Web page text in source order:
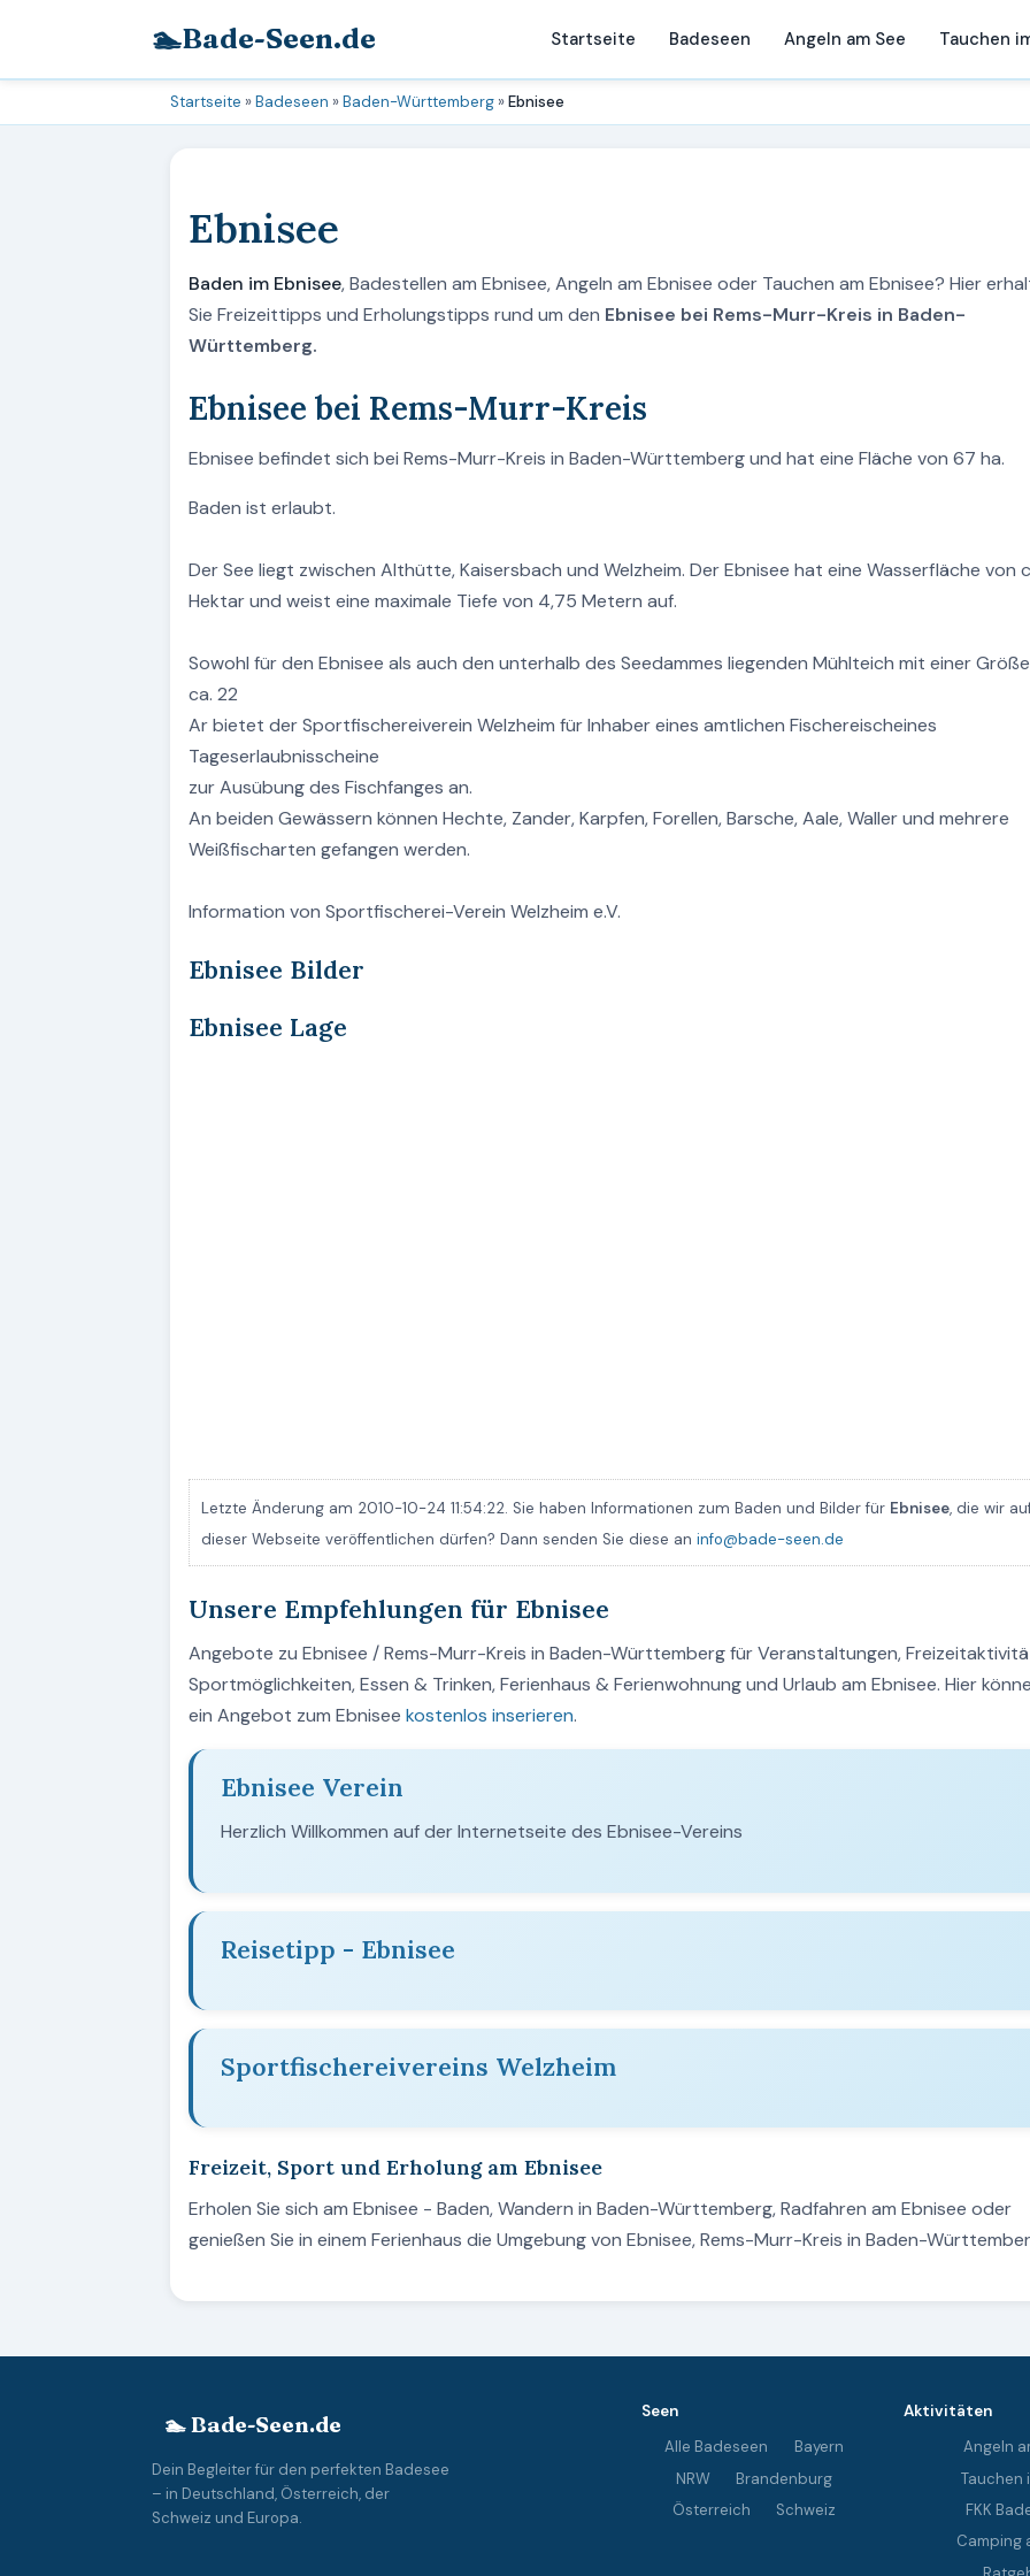
🏊Bade-Seen.de Startseite Badeseen Angeln am See Tauchen
Startseite »Badeseen »Baden-Württemberg »Ebnisee
Ebnisee
Baden im Ebnisee, Badestellen am Ebnisee, Angeln am Ebnisee oder Tauchen am Ebnisee? Hier
Sie Freizeittipps und Erholungstipps rund um den Ebnisee bei Rems-Murr-Kreis in Baden-
Württemberg.
Ebnisee bei Rems-Murr-Kreis
Ebnisee befindet sich bei Rems-Murr-Kreis in Baden-Württemberg und hat eine Fläche von 67 ha.
Baden ist erlaubt.
Der See liegt zwischen Althütte, Kaisersbach und Welzheim. Der Ebnisee hat eine Wasserfläche von
Hektar und weist eine maximale Tiefe von 4,75 Metern auf.
Sowohl für den Ebnisee als auch den unterhalb des Seedammes liegenden Mühlteich mit einer
ca. 22
Ar bietet der Sportfischereiverein Welzheim für Inhaber eines amtlichen Fischereischeines
Tageserlaubnisscheine
zur Ausübung des Fischfanges an.
An beiden Gewässern können Hechte, Zander, Karpfen, Forellen, Barsche, Aale, Waller und mehrere
Weißfischarten gefangen werden.
Information von Sportfischerei-Verein Welzheim e.V.
Ebnisee Bilder
Ebnisee Lage
Letzte Änderung am 2010-10-24 11:54:22. Sie haben Informationen zum Baden und Bilder für Ebnisee, die wir
dieser Webseite veröffentlichen dürfen? Dann senden Sie diese an info@bade-seen.de
Unsere Empfehlungen für Ebnisee
Angebote zu Ebnisee / Rems-Murr-Kreis in Baden-Württemberg für Veranstaltungen,
Sportmöglichkeiten, Essen & Trinken, Ferienhaus & Ferienwohnung und Urlaub am Ebnisee. Hier
ein Angebot zum Ebnisee kostenlos inserieren.
Ebnisee Verein
Herzlich Willkommen auf der Internetseite des Ebnisee-Vereins
Reisetipp - Ebnisee
Sportfischereivereins Welzheim
Freizeit, Sport und Erholung am Ebnisee
Erholen Sie sich am Ebnisee - Baden, Wandern in Baden-Württemberg, Radfahren am Ebnisee oder
genießen Sie in einem Ferienhaus die Umgebung von Ebnisee, Rems-Murr-Kreis in Baden-
🏊 Bade-Seen.de
Dein Begleiter für den perfekten Badesee
– in Deutschland, Österreich, der
Schweiz und Europa.
Seen
Alle Badeseen
Bayern
NRW
Brandenburg
Österreich
Schweiz
Aktivitäten
Angeln
Tauchen
FKK
Camping